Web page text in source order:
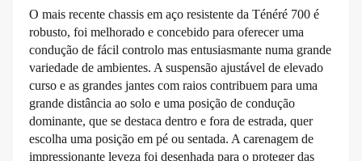
O mais recente chassis em aço resistente da Ténéré 700 é
robusto, foi melhorado e concebido para oferecer uma
condução de fácil controlo mas entusiasmante numa grande
variedade de ambientes. A suspensão ajustável de elevado
curso e as grandes jantes com raios contribuem para uma
grande distância ao solo e uma posição de condução
dominante, que se destaca dentro e fora de estrada, quer
escolha uma posição em pé ou sentada. A carenagem de
impressionante leveza foi desenhada para o proteger das